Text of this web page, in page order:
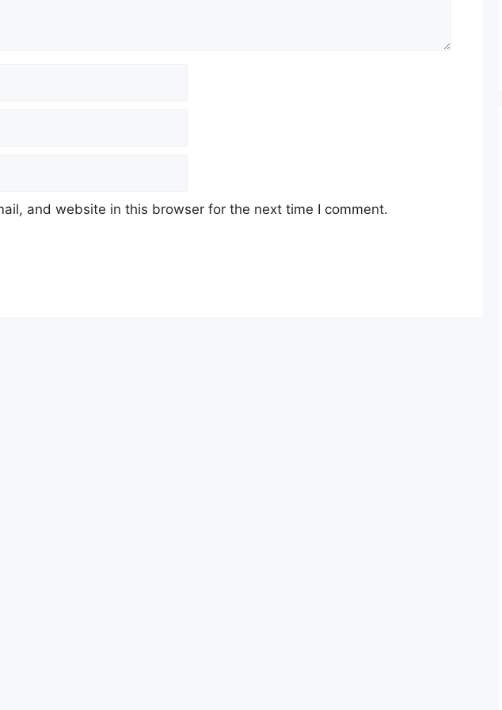
and website in this browser for the next time I comment.